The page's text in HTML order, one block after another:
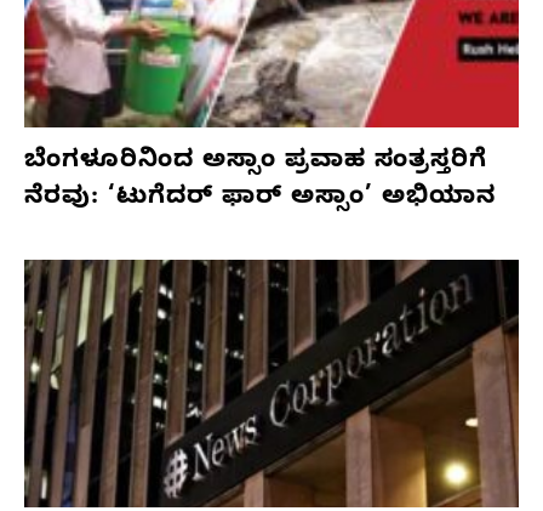
ಬೆಂಗಳೂರಿನಿಂದ ಅಸ್ಸಾಂ ಪ್ರವಾಹ ಸಂತ್ರಸ್ತರಿಗೆ
ನೆರವು: ‘ಟುಗೆದರ್ ಫಾರ್ ಅಸ್ಸಾಂ’ ಅಭಿಯಾನ